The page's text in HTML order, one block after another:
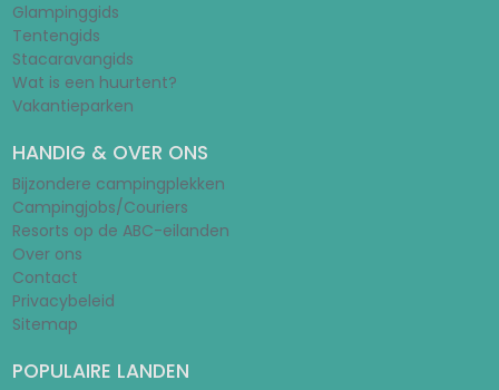
Glampinggids
Tentengids
Stacaravangids
Wat is een huurtent?
Vakantieparken
HANDIG & OVER ONS
Bijzondere campingplekken
Campingjobs/Couriers
Resorts op de ABC-eilanden
Over ons
Contact
Privacybeleid
Sitemap
POPULAIRE LANDEN